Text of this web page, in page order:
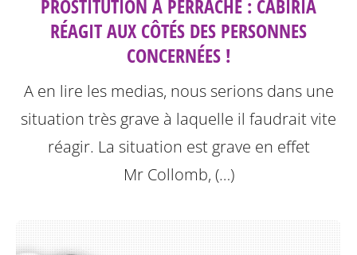
PROSTITUTION À PERRACHE : CABIRIA
RÉAGIT AUX CÔTÉS DES PERSONNES
CONCERNÉES !
A en lire les medias, nous serions dans une
situation très grave à laquelle il faudrait vite
réagir. La situation est grave en effet
Mr Collomb, (…)